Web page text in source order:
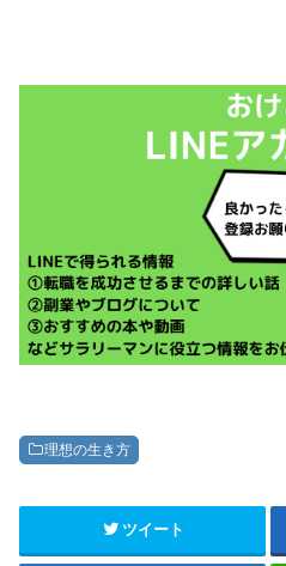
理想の生き方
ツイート